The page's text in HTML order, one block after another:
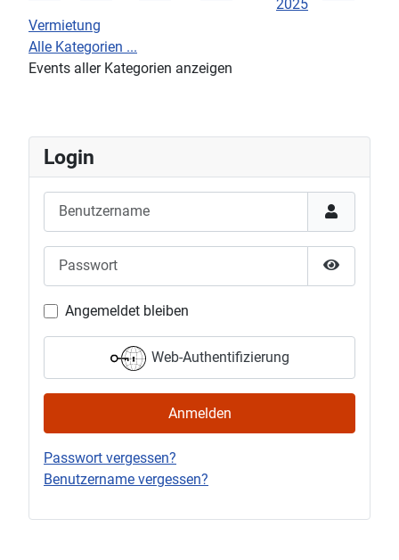
2025
Vermietung
Alle Kategorien ...
Events aller Kategorien anzeigen
Login
Passwort
Passwort
Angemeldet bleiben
Web-Authentifizierung
Anmelden
Passwort vergessen?
Benutzername vergessen?